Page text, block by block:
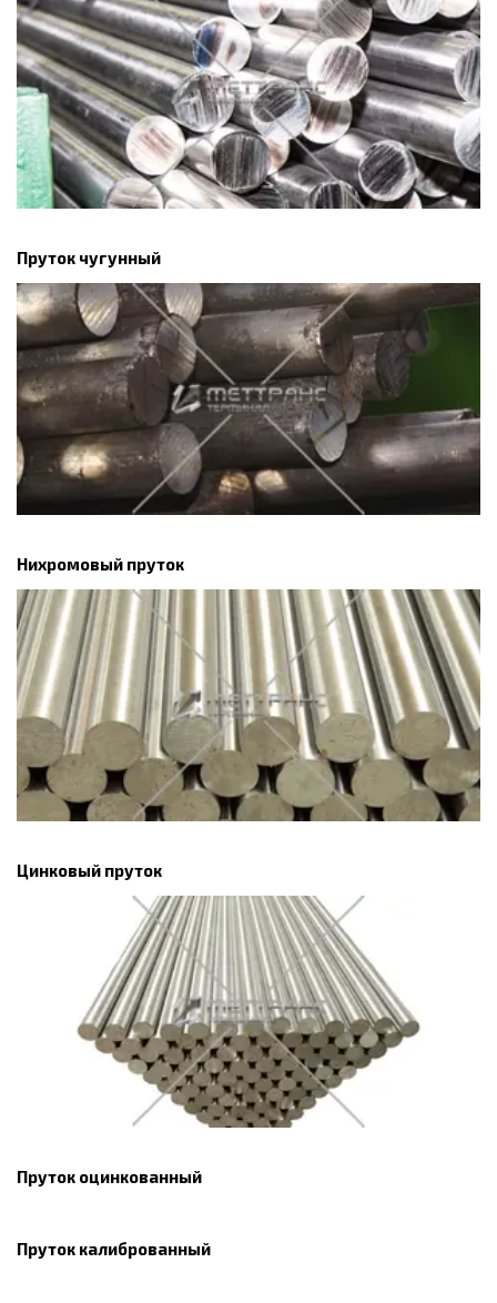
Пруток чугунный
Нихромовый пруток
Цинковый пруток
Пруток оцинкованный
Пруток калиброванный